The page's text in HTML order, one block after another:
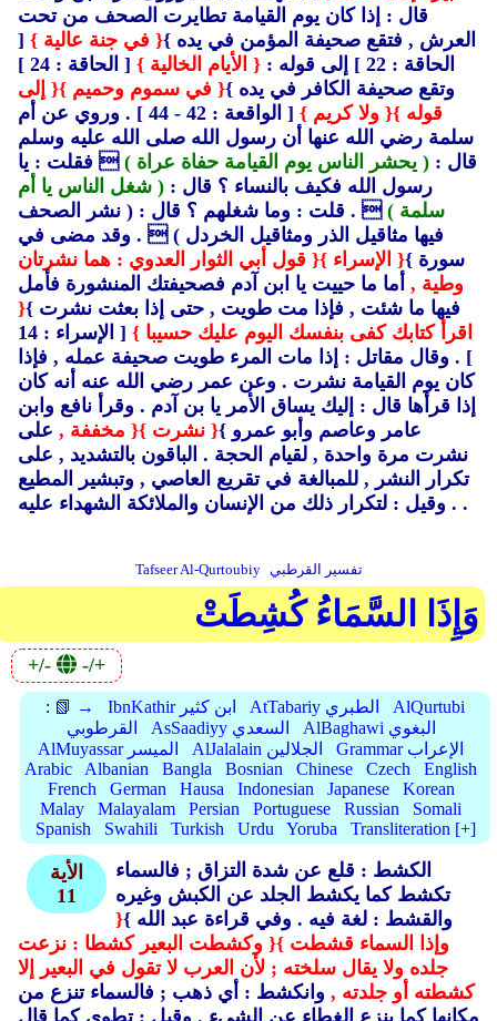
قال : إذا كان يوم القيامة تطايرت الصحف من تحت
العرش , فتقع صحيفة المؤمن في يده }{ في جنة عالية } [
الحاقة : 22 ] إلى قوله :
{ الأيام الخالية }
[ الحاقة : 24 ]
وتقع صحيفة الكافر في يده }{ في سموم وحميم }{ إلى
قوله }{ ولا كريم } [ الواقعة : 42 - 44 ] .
وروي عن أم
سلمة رضي الله عنها أن رسول الله صلى الله عليه وسلم
قال : ( يحشر الناس يوم القيامة حفاة عراة )  فقلت : يا
رسول الله فكيف بالنساء ؟ قال : ( شغل الناس يا أم
سلمة )  . قلت : وما شغلهم ؟ قال : ( نشر الصحف
فيها مثاقيل الذر ومثاقيل الخردل )  . وقد مضى في
سورة }{ الإسراء }{ قول أبي الثوار العدوي : هما نشرتان
وطية , أما ما حييت يا ابن آدم فصحيفتك المنشورة فأمل
فيها ما شئت , فإذا مت طويت , حتى إذا بعثت نشرت }{
اقرأ كتابك كفى بنفسك اليوم عليك حسيبا }
[ الإسراء : 14
] . وقال مقاتل : إذا مات المرء طويت صحيفة عمله , فإذا
كان يوم القيامة نشرت . وعن عمر رضي الله عنه أنه كان
إذا قرأها قال : إليك يساق الأمر يا بن آدم . وقرأ نافع وابن
عامر وعاصم وأبو عمرو }{ نشرت }{ مخففة , على
نشرت مرة واحدة , لقيام الحجة . الباقون بالتشديد , على
تكرار النشر , للمبالغة في تقريع العاصي , وتبشير المطيع
. وقيل : لتكرار ذلك من الإنسان والملائكة الشهداء عليه .
Tafseer Al-Qurtoubiy تفسير القرطبي
وَإِذَا السَّمَاءُ كُشِطَتْ
+/- -/+
: 📗 → IbnKathir ابن كثير AtTabariy الطبري
AlQurtubi
القرطوبي
AsSaadiyy السعدي
AlBaghawi البغوي
AlMuyassar الميسر
AlJalalain الجلالين
Grammar الإعراب
Arabic
Albanian Bangla Bosnian Chinese Czech
English
French
German Hausa Indonesian Japanese
Korean
Malay
Malayalam Persian Portuguese Russian
Somali
Spanish
Swahili Turkish Urdu Yoruba Transliteration [+]
الأية
11
الكشط : قلع عن شدة التزاق ; فالسماء
تكشط كما يكشط الجلد عن الكبش وغيره
والقشط : لغة فيه . وفي قراءة عبد الله }{
وإذا السماء قشطت }{ وكشطت البعير كشطا : نزعت
جلده ولا يقال سلخته ; لأن العرب لا تقول في البعير إلا
كشطته أو جلدته , وانكشط : أي ذهب ; فالسماء تنزع من
مكانها كما ينزع الغطاء عن الشيء . وقيل : تطوى كما قال